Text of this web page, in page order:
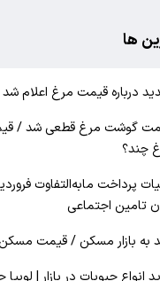
ها
درباره قیمت مرغ اعلام شد
گوشت مرغ قطعی شد /
چند؟
پرداخت مابه‌التفاوت
تامین اجتماعی
بازار مسکن / قیمت مسکن
حبوبات در بازار | لوبیا